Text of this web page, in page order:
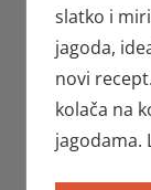
slatko i
jagoda,
novi
kolača na
jagodama.